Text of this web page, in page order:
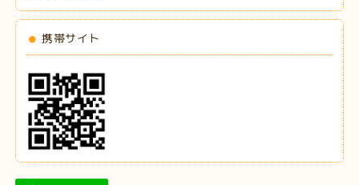
携帯サイト